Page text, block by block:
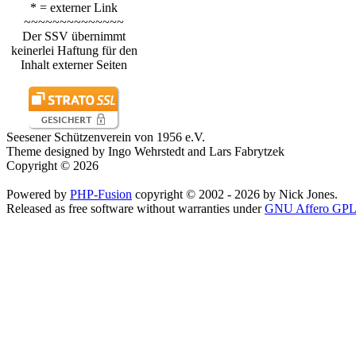
* = externer Link
~~~~~~~~~~~~~~
Der SSV übernimmt
keinerlei Haftung für den
Inhalt externer Seiten
Seesener Schützenverein von 1956 e.V.
Theme designed by Ingo Wehrstedt and Lars Fabrytzek
Copyright © 2026
Powered by PHP-Fusion copyright © 2002 - 2026 by Nick Jones.
Released as free software without warranties underGNU Affero GPL